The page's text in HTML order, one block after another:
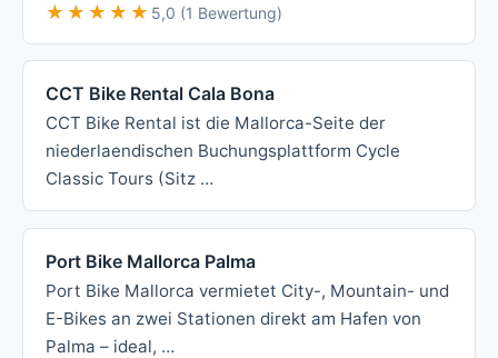
★★★★★
★★★★★ 5,0 (1 Bewertung)
CCT Bike Rental Cala Bona
CCT Bike Rental ist die Mallorca-Seite der
niederlaendischen Buchungsplattform Cycle
Classic Tours (Sitz …
Port Bike Mallorca Palma
Port Bike Mallorca vermietet City-, Mountain- und
E-Bikes an zwei Stationen direkt am Hafen von
Palma – ideal, …